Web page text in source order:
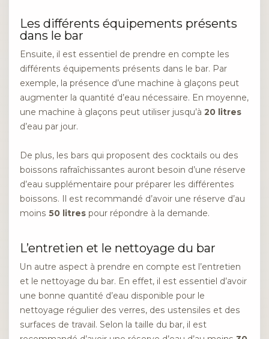
Les différents équipements présents
dans le bar
Ensuite, il est essentiel de prendre en compte les
différents équipements présents dans le bar. Par
exemple, la présence d’une machine à glaçons peut
augmenter la quantité d’eau nécessaire. En moyenne,
une machine à glaçons peut utiliser jusqu’à 20 litres
d’eau par jour.
De plus, les bars qui proposent des cocktails ou des
boissons rafraîchissantes auront besoin d’une réserve
d’eau supplémentaire pour préparer les différentes
boissons. Il est recommandé d’avoir une réserve d’au
moins 50 litres pour répondre à la demande.
L’entretien et le nettoyage du bar
Un autre aspect à prendre en compte est l’entretien
et le nettoyage du bar. En effet, il est essentiel d’avoir
une bonne quantité d’eau disponible pour le
nettoyage régulier des verres, des ustensiles et des
surfaces de travail. Selon la taille du bar, il est